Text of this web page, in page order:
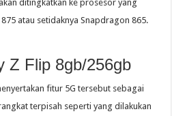
ditingkatkan ke prosesor yang
atau setidaknya Snapdragon 865.
Z Flip 8gb/256gb
fitur 5G tersebut sebagai
terpisah seperti yang dilakukan